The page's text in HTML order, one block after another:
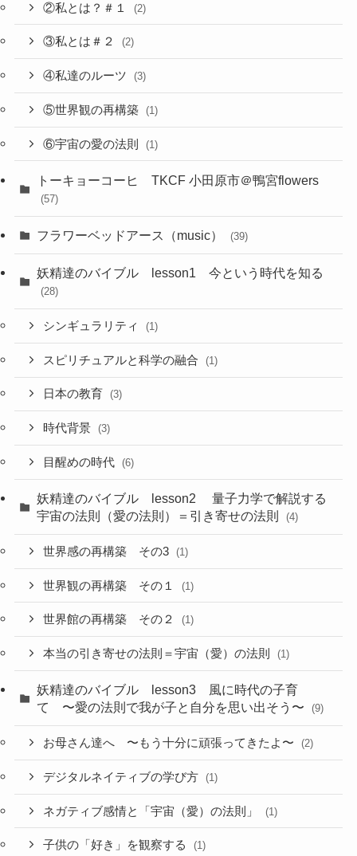
②私とは？＃１ (2)
③私とは＃２ (2)
④私達のルーツ (3)
⑤世界観の再構築 (1)
⑥宇宙の愛の法則 (1)
トーキョーコーヒ TKCF 小田原市＠鴨宮flowers
(57)
フラワーベッドアース（music） (39)
妖精達のバイブル lesson1 今という時代を知る
(28)
シンギュラリティ (1)
スピリチュアルと科学の融合 (1)
日本の教育 (3)
時代背景 (3)
目醒めの時代 (6)
妖精達のバイブル lesson2 量子力学で解説する
宇宙の法則（愛の法則）＝引き寄せの法則
(4)
世界感の再構築 その3 (1)
世界観の再構築 その１ (1)
世界館の再構築 その２ (1)
本当の引き寄せの法則＝宇宙（愛）の法則 (1)
妖精達のバイブル lesson3 風に時代の子育
て 〜愛の法則で我が子と自分を思い出そう〜
(9)
お母さん達へ 〜もう十分に頑張ってきたよ〜 (2)
デジタルネイティブの学び方 (1)
ネガティブ感情と「宇宙（愛）の法則」 (1)
子供の「好き」を観察する (1)